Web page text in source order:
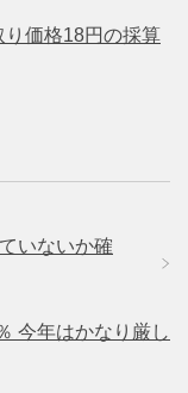
り価格18円の採算
いないか確
今年はかなり厳し